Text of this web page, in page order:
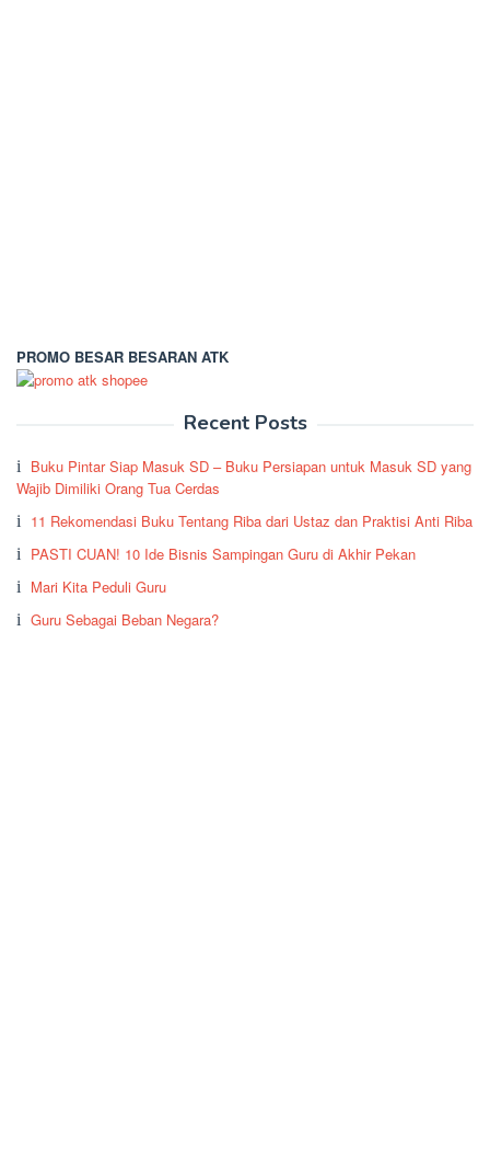
PROMO BESAR BESARAN ATK
Recent Posts
Buku Pintar Siap Masuk SD – Buku Persiapan untuk Masuk SD yang
Wajib Dimiliki Orang Tua Cerdas
11 Rekomendasi Buku Tentang Riba dari Ustaz dan Praktisi Anti Riba
PASTI CUAN! 10 Ide Bisnis Sampingan Guru di Akhir Pekan
Mari Kita Peduli Guru
Guru Sebagai Beban Negara?